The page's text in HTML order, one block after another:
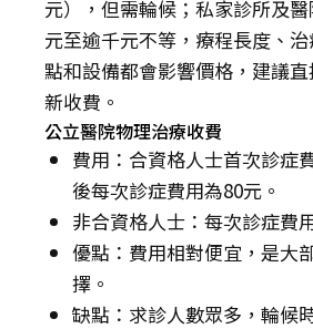
元），但需輪候；私家診所及
元至逾千元不等，療程長度、
點和設備都會影響價格，建議
新收費。
公立醫院物理治療收費
費用：合資格人士首次診症
後每次診症費用為80元。
非合資格人士：每次診症費
優點：費用相對便宜，是大
擇。
缺點：求診人數眾多，輪候